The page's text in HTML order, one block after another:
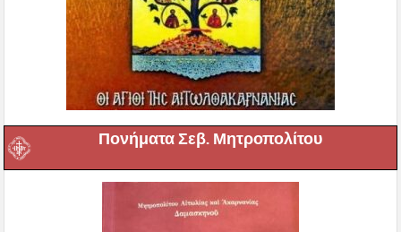
Πονήματα Σεβ. Μητροπολίτου